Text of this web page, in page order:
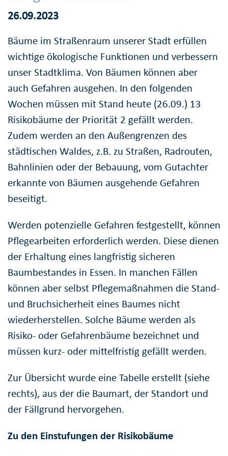
26.09.2023
Bäume im Straßenraum unserer Stadt erfüllen
wichtige ökologische Funktionen und verbessern
unser Stadtklima. Von Bäumen können aber
auch Gefahren ausgehen. In den folgenden
Wochen müssen mit Stand heute (26.09.) 13
Risikobäume der Priorität 2 gefällt werden.
Zudem werden an den Außengrenzen des
städtischen Waldes, z.B. zu Straßen, Radrouten,
Bahnlinien oder der Bebauung, vom Gutachter
erkannte von Bäumen ausgehende Gefahren
beseitigt.
Werden potenzielle Gefahren festgestellt, können
Pflegearbeiten erforderlich werden. Diese dienen
der Erhaltung eines langfristig sicheren
Baumbestandes in Essen. In manchen Fällen
können aber selbst Pflegemaßnahmen die Stand-
und Bruchsicherheit eines Baumes nicht
wiederherstellen. Solche Bäume werden als
Risiko- oder Gefahrenbäume bezeichnet und
müssen kurz- oder mittelfristig gefällt werden.
Zur Übersicht wurde eine Tabelle erstellt (siehe
rechts), aus der die Baumart, der Standort und
der Fällgrund hervorgehen.
Zu den Einstufungen der Risikobäume